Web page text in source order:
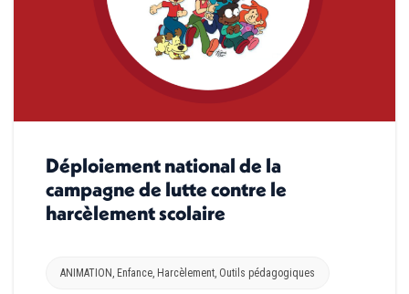
Déploiement national de la
campagne de lutte contre le
harcèlement scolaire
ANIMATION Enfance Harcèlement Outils pédagogiques